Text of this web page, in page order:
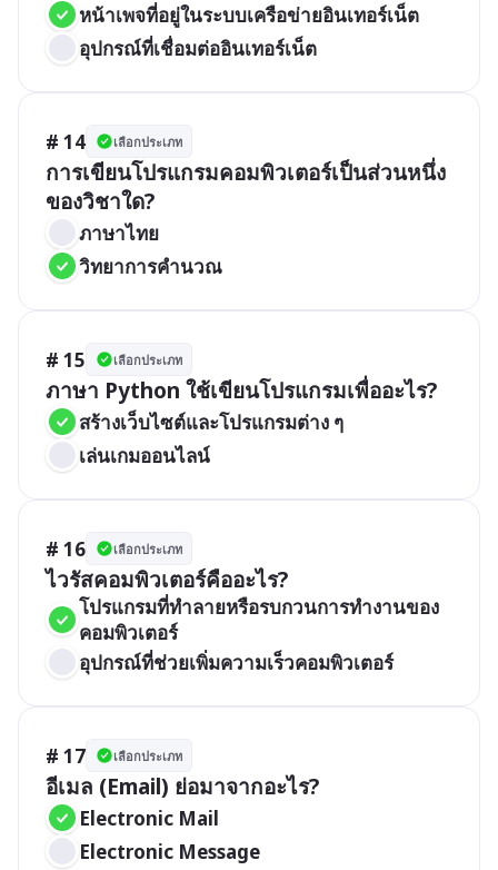
หน้าเพจที่อยู่ในระบบเครือข่ายอินเทอร์เน็ต
อุปกรณ์ที่เชื่อมต่ออินเทอร์เน็ต
# 14 เลือกประเภท
การเขียนโปรแกรมคอมพิวเตอร์เป็นส่วนหนึ่ง
ของวิชาใด?
ภาษาไทย
วิทยาการคำนวณ
# 15 เลือกประเภท
ภาษา Python ใช้เขียนโปรแกรมเพื่ออะไร?
สร้างเว็บไซต์และโปรแกรมต่าง ๆ
เล่นเกมออนไลน์
# 16 เลือกประเภท
ไวรัสคอมพิวเตอร์คืออะไร?
โปรแกรมที่ทำลายหรือรบกวนการทำงานของ
คอมพิวเตอร์
อุปกรณ์ที่ช่วยเพิ่มความเร็วคอมพิวเตอร์
# 17 เลือกประเภท
อีเมล (Email) ย่อมาจากอะไร?
Electronic Mail
Electronic Message